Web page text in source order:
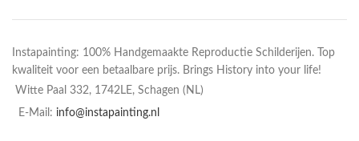
Instapainting: 100% Handgemaakte Reproductie Schilderijen. Top
kwaliteit voor een betaalbare prijs. Brings History into your life!
Witte Paal 332, 1742LE, Schagen (NL)
E-Mail: info@instapainting.nl